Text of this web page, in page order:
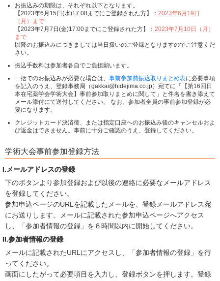
お振込みの期限は、それぞれ以下となります。
【2023年6月15日(水)17:00までにご登録された方】： 2023年6月19日
（月）まで
【2023年7月7日(金)17:00までにご登録された方】： 2023年7月10日（月）
まで
以降のお振込みにつきましては当日扱いのご登録となりますのでご注意くだ
さい。
振込手数料は参加者各自でご負担願います。
一括でのお振込みが必要な場合は、 事前参加費振込取りまとめ表に必要事項
を記入のうえ、登録事務局（gakkai@hidejima.co.jp）宛てに「【第16回日
本在宅薬学会学術大会】事前参加取りまとめに関して」と件名を書き添えて
メール添付にて送付してください。 なお、参加者全員の事前参加登録が必
要になります。
クレジットカード決済後、または指定口座へのお振込み後のキャンセルおよ
び返金はできません。事前に十分ご確認のうえ、登録してください。
学術大会事前参加登録方法
I.メールアドレスの登録
下のボタンより参加登録および以後の連絡に必要なメールアドレス
を登録してください。
参加申込ページのURLを記載したメールを、登録メールアドレス宛
にお送りします。メールに記載された参加申込ページへアクセス
し、「参加者情報の登録」を６時間以内に開始してください。
II.参加者情報の登録
メールに記載されたURLにアクセスし、「参加者情報の登録」を行
ってください。
画面にしたがって必要項目を入力し、登録ボタンを押します。登録